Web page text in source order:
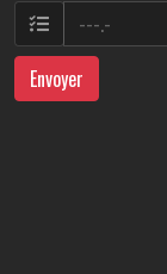
Envoyer